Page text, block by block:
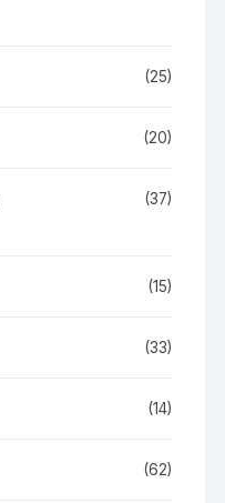
(25)
(20)
(37)
(15)
(33)
(14)
(62)